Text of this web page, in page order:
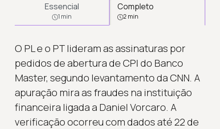
Essencial
1 min
Completo
2 min
O PL e o PT lideram as assinaturas por
pedidos de abertura de CPI do Banco
Master, segundo levantamento da CNN. A
apuração mira as fraudes na instituição
financeira ligada a Daniel Vorcaro. A
verificação ocorreu com dados até 22 de